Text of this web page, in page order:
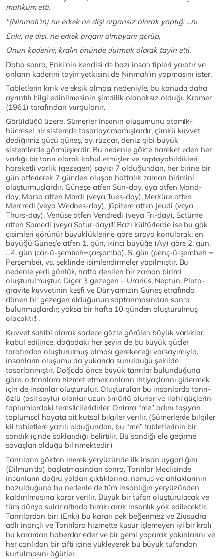
mahkum etti.
"(Ninmah'ın) ne erkek ne dişi organsız olarak yaptığı ...nı
Enki, ne dişi, ne erkek organı olmayanı görüp,
Onun kaderini, kralın önünde durmak olarak tayin etti.
Daha sonra, Enki'nin kendisi de bazı insan tipleri yaratır ve
onların kaderini tayin yetkisini de Ninmah'ın yapmasını ister.
Tabletlerin kırık ve eksik olması nedeniyle, bu konuda daha
ayrıntılı bilgi edinilmesinin şimdilik olanaksız olduğu Kramer
(1961) tarafından vurgulanır.
Görüldüğü üzere, Sümerler insanın oluşumunu atomik-
hücresel bir sistemde tasarlayamamışlardır, çünkü kuvvet
dediğimiz gücü güneş, ay, rüzgar, deniz gibi büyük
sistemlerde görmüşlerdir. Bu nedenle gökte hareket eden her
varlığı bir tanrı olarak kabul etmişler ve saptayabildikleri
hareketli varlık (gezegen) sayısı 7 olduğundan, her birine bir
gün atfederek 7 günden oluşan haftalık zaman birimini
oluşturmuşlardır. Güneşe atfen Sun-day, aya atfen Mond-
day, Marsa atfen Mardi (veya Tues-day), Merküre atfen
Mercredi (veya Wednes-day), Jüpitere atfen Jeudi (veya
Thurs-day), Venüse atfen Vendredi (veya Fri-day), Satürne
atfen Samedi (veya Satur-day)!!! Bazı kültürlerde ise bu gök
cisimleri görünür büyüklüklerine göre sıraya konularak; en
büyüğü Güneş’e atfen 1. gün, ikinci büyüğe (Ay) göre 2. gün,
.. 4. gün (car-ü-şembeh=çarşamba), 5. gün (penç-ü-şembeh =
Perşembe), vs. şeklinde isimlendirmeler yapılmıştır. Bu
nedenle yedi günlük, hafta denilen bir zaman birimi
oluşturulmuştur. Diğer 3 gezegen – Uranüs, Neptun, Pluto-
gravite kuvvetinin keşfi ve Dünyamızın Güneş etrafında
dönen bir gezegen olduğunun saptanmasından sonra
bulunmuşlardır; yoksa bir hafta 10 günden oluşturulmuş
olacaktı!!).
Kuvvet sahibi olarak sadece gözle görülen büyük varlıklar
kabul edilince, doğadaki her şeyin de bu büyük güçler
tarafından oluşturulmuş olması gerekeceği varsayımıyla,
insanların oluşumu da yukarıda sunulduğu şekilde
tasarlanmıştır. Doğada önce büyük tanrılar bulunduğuna
göre, o tanrılara hizmet etmek onların ihtiyaçlarını gidermek
için de insanlar oluşturulur. Oluşturulan bu insanlarda tanrı-
özlü (asil soylu) olanlar uzun ömürlü olurlar ve ilahi güçlerin
toplumlardaki temsilcileridirler. Onlara “me” adını taşıyan
toplumsal hayata ait kutsal bilgiler verilir. (Sümerlerde bilgiler
kil tabletlere yazılı olduğundan, bu “me” tabletlerinin bir
sandık içinde saklandığı belirtilir. Bu sandığı ele geçirme
savaşları olduğu bilinmektedir.)
Tanrıların gökten inerek yeryüzünde ilk insan uygarlığını
(Dilmun’da) başlatmasından sonra, Tanrılar Meclisinde
insanların doğru yoldan çıktıklarına, namus ve ahlaklarının
bozulduğuna bu nedenle de tüm insanlığın yeryüzünden
kaldırılmasına karar verilir. Büyük bir tufan oluşturulacak ve
tüm dünya sular altında bırakılarak insanlık yok edilecektir.
Tanrılardan biri (Enki) bu kararı pek beğenmez ve Ziusudra
adlı inançlı ve Tanrılara hizmette kusur işlemeyen iyi bir kralı
bu karardan haberdar eder ve bir gemi yaparak yakınlarını ve
her canlıdan bir çifti içine yükleyerek bu büyük tufandan
kurtulmasını öğütler.